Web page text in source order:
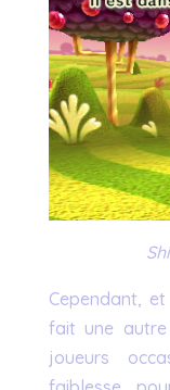
Cependant,
fait une
joueurs